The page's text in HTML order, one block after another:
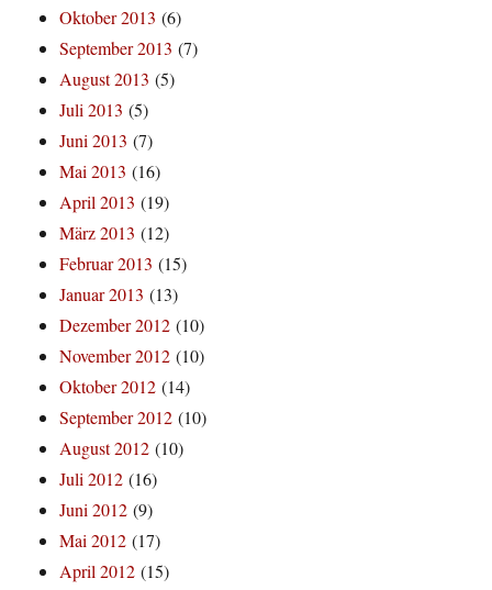
Oktober 2013 (6)
September 2013 (7)
August 2013 (5)
Juli 2013 (5)
Juni 2013 (7)
Mai 2013 (16)
April 2013 (19)
März 2013 (12)
Februar 2013 (15)
Januar 2013 (13)
Dezember 2012 (10)
November 2012 (10)
Oktober 2012 (14)
September 2012 (10)
August 2012 (10)
Juli 2012 (16)
Juni 2012 (9)
Mai 2012 (17)
April 2012 (15)